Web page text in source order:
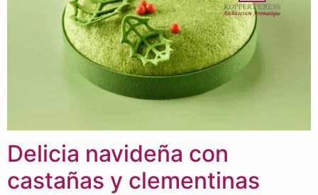
Delicia navideña con
castañas y clementinas